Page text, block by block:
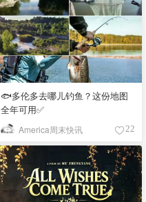
🐟多伦多去哪儿钓鱼？这份地图
全年可用✅
America周末快讯 22